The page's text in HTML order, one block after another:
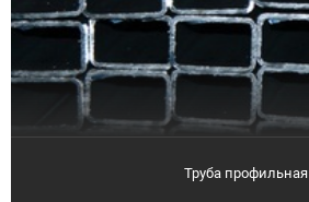
Труба профильная